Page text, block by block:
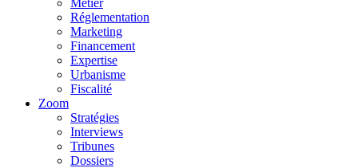
Métier
Réglementation
Marketing
Financement
Expertise
Urbanisme
Fiscalité
Zoom
Stratégies
Interviews
Tribunes
Dossiers